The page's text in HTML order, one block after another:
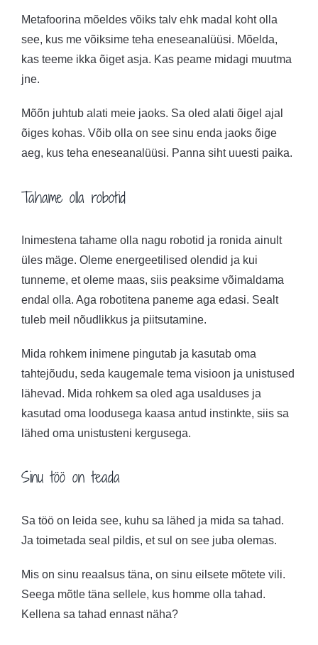
Metafoorina mõeldes võiks talv ehk madal koht olla
see, kus me võiksime teha eneseanalüüsi. Mõelda,
kas teeme ikka õiget asja. Kas peame midagi muutma
jne.
Mõõn juhtub alati meie jaoks. Sa oled alati õigel ajal
õiges kohas. Võib olla on see sinu enda jaoks õige
aeg, kus teha eneseanalüüsi. Panna siht uuesti paika.
Tahame olla robotid
Inimestena tahame olla nagu robotid ja ronida ainult
üles mäge. Oleme energeetilised olendid ja kui
tunneme, et oleme maas, siis peaksime võimaldama
endal olla. Aga robotitena paneme aga edasi. Sealt
tuleb meil nõudlikkus ja piitsutamine.
Mida rohkem inimene pingutab ja kasutab oma
tahtejõudu, seda kaugemale tema visioon ja unistused
lähevad. Mida rohkem sa oled aga usalduses ja
kasutad oma loodusega kaasa antud instinkte, siis sa
lähed oma unistusteni kergusega.
Sinu töö on teada
Sa töö on leida see, kuhu sa lähed ja mida sa tahad.
Ja toimetada seal pildis, et sul on see juba olemas.
Mis on sinu reaalsus täna, on sinu eilsete mõtete vili.
Seega mõtle täna sellele, kus homme olla tahad.
Kellena sa tahad ennast näha?